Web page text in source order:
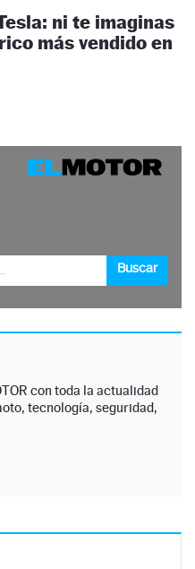
ni te imaginas
más vendido en
con toda la actualidad
tecnología, seguridad,